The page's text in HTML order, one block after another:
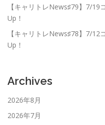
【キャリトレNews♯79】7/
Up！
【キャリトレNews♯78】7/
Up！
Archives
2026年8月
2026年7月